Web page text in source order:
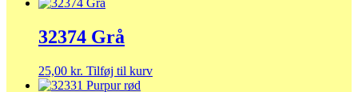
32374 Grå
25,00 kr. Tilføj til kurv